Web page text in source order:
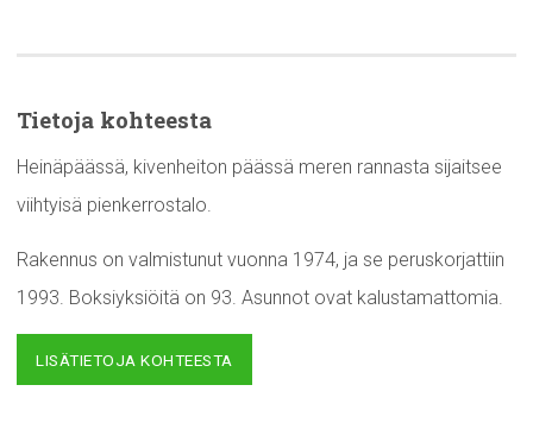
Tietoja kohteesta
Heinäpäässä, kivenheiton päässä meren rannasta sijaitsee
viihtyisä pienkerrostalo.
Rakennus on valmistunut vuonna 1974, ja se peruskorjattiin
1993. Boksiyksiöitä on 93. Asunnot ovat kalustamattomia.
LISÄTIETOJA KOHTEESTA